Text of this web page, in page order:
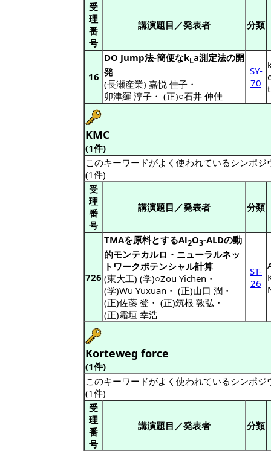
受
理
番
号
講演題目／発表者 分類
16
DO Jump法-簡便なkLa測定法の開
発
(長瀬産業) 嘉悦 佳子 ・
卯津羅 淳子 ・ (正)○石井 伸佳
SY-
70
KMC
(1件)
このキーワードがよく使われているシンポ
(1件)
受
理
番
号
講演題目／発表者 分類
726
TMAを原料とするAl2O3-ALDの動
的モンテカルロ・ニューラルネッ
トワークポテンシャル計算
(東大工) (学)○Zou Yichen ・
(学)Wu Yuxuan ・ (正)山口 潤 ・
(正)佐藤 登 ・ (正)筑根 敦弘 ・
(正)霜垣 幸浩
ST-
26
Korteweg force
(1件)
このキーワードがよく使われているシンポ
(1件)
受
理
番
号
講演題目／発表者 分類